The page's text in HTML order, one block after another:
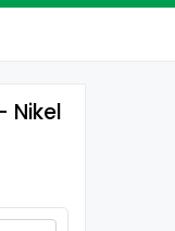
Nikel